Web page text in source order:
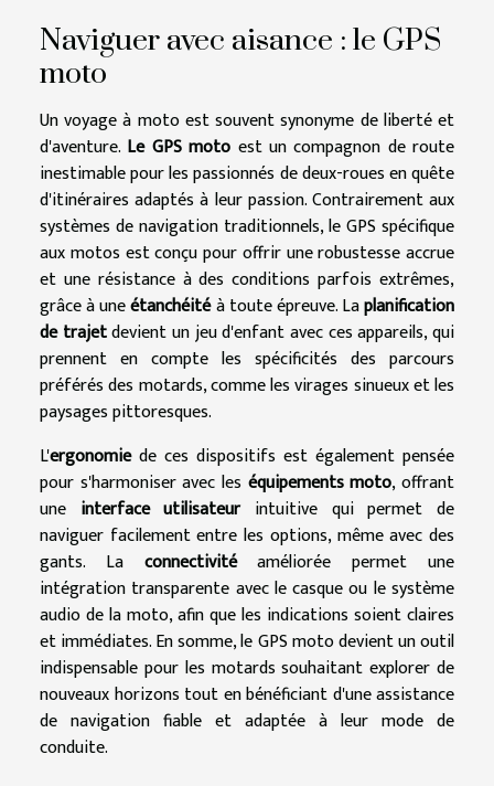
Naviguer avec aisance : le GPS
moto
Un voyage à moto est souvent synonyme de liberté et
d'aventure. Le GPS moto est un compagnon de route
inestimable pour les passionnés de deux-roues en quête
d'itinéraires adaptés à leur passion. Contrairement aux
systèmes de navigation traditionnels, le GPS spécifique
aux motos est conçu pour offrir une robustesse accrue
et une résistance à des conditions parfois extrêmes,
grâce à uneétanchéitéà toute épreuve. Laplanification
de trajetdevient un jeu d'enfant avec ces appareils, qui
prennent en compte les spécificités des parcours
préférés des motards, comme les virages sinueux et les
paysages pittoresques.
L'ergonomiede ces dispositifs est également pensée
pour s'harmoniser avec les équipements moto, offrant
une interface utilisateurintuitive qui permet de
naviguer facilement entre les options, même avec des
gants. La connectivitéaméliorée permet une
intégration transparente avec le casque ou le système
audio de la moto, afin que les indications soient claires
et immédiates. En somme, le GPS moto devient un outil
indispensable pour les motards souhaitant explorer de
nouveaux horizons tout en bénéficiant d'une assistance
de navigation fiable et adaptée à leur mode de
conduite.